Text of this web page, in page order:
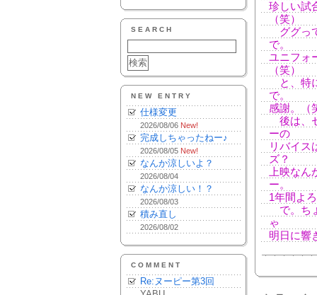
SEARCH
NEW ENTRY
仕様変更
2026/08/06 New!
完成しちゃったねー♪
2026/08/05 New!
なんか涼しいよ？
2026/08/04
なんか涼しい！？
2026/08/03
積み直し
2026/08/02
COMMENT
Re:ヌーピー第3回
珍しい試
（笑）
ググっ
で。
ユニフォ
（笑）
と、特
で。
感謝。（
後は、
ーの
リバイス
ズ？
上映な
ー。
1年間よ
で。ち
ゃ
明日に響